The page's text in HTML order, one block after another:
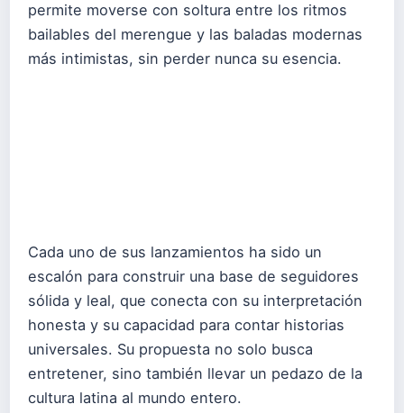
permite moverse con soltura entre los ritmos
bailables del merengue y las baladas modernas
más intimistas, sin perder nunca su esencia.
Cada uno de sus lanzamientos ha sido un
escalón para construir una base de seguidores
sólida y leal, que conecta con su interpretación
honesta y su capacidad para contar historias
universales. Su propuesta no solo busca
entretener, sino también llevar un pedazo de la
cultura latina al mundo entero.